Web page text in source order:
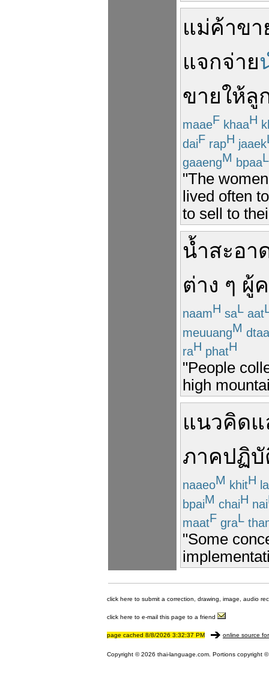
แม่ค้าขา
แจกจ่าย
ขายให้ลู
maaeF khaaH
daiF rapH jaaek
gaaengM bpaaL
"The
lived often
to sell to
น้ำสะอา
ต่าง ๆ ผู้
naamH saL aat
meuuangM
raH phatH
"People
high
แนวคิด
ภาคปฏิ
naaeoM khitH
bpaiM chaiH nai
maatF graL
"Some
click here to submit a correction, drawing, image, audio
click here to e-mail this page to a friend
page cached 8/8/2026 3:32:37 PM online source
Copyright © 2026 thai-language.com. Portions copyright